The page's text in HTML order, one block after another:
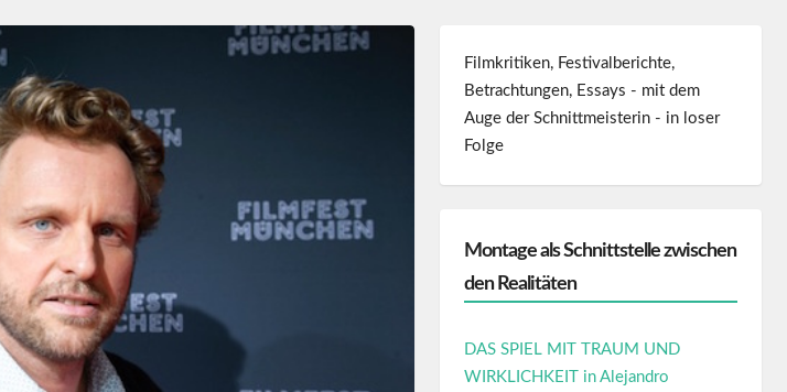
Filmkritiken, Festivalberichte,
Betrachtungen, Essays - mit dem
Auge der Schnittmeisterin - in loser
Folge
Montage als Schnittstelle zwischen
den Realitäten
DAS SPIEL MIT TRAUM UND
WIRKLICHKEIT in Alejandro